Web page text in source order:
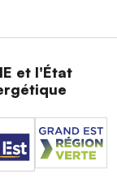
et l'État